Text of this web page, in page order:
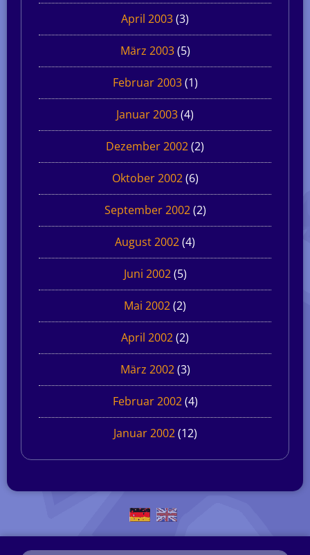
April 2003(3)
März 2003(5)
Februar 2003(1)
Januar 2003(4)
Dezember 2002(2)
Oktober 2002(6)
September 2002(2)
August 2002(4)
Juni 2002(5)
Mai 2002(2)
April 2002(2)
März 2002(3)
Februar 2002(4)
Januar 2002(12)